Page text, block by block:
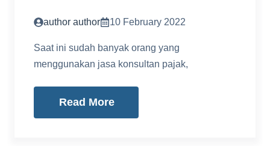
author author 10 February 2022
Saat ini sudah banyak orang yang
menggunakan jasa konsultan pajak,
Read More